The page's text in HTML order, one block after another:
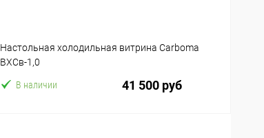
Настольная холодильная витрина Carboma
ВХСв-1,0
В наличии 41 500 руб